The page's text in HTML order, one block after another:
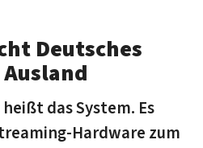
Deutsches
das System. Es
Hardware zum